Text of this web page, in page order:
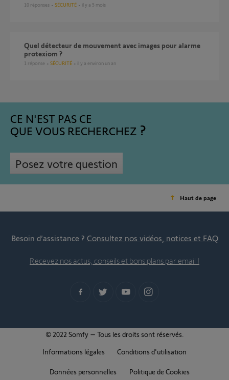
10 réponses SÉCURITÉ il y a 5 mois
Quel détecteur de mouvement avec images pour alarme
protexiom ?
1 réponse SÉCURITÉ il y a environ un an
CE N'EST PAS CE
QUE VOUS RECHERCHEZ
Posez votre question
Haut de page
Besoin d’assistance ? Consultez nos vidéos, notices et FAQ
Recevez nos actus, conseils et bons plans par email !
© 2022 Somfy – Tous les droits sont réservés.
Informations légales
Conditions d'utilisation
Données personnelles Politique de Cookies